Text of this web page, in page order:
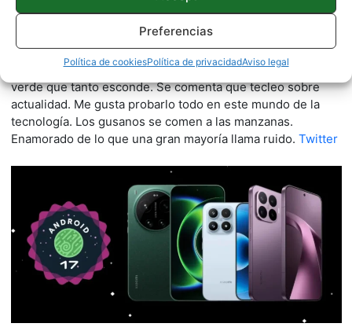
Preferencias
Política de cookiesPolítica de privacidadAviso legal
Quelian Sanz
11059 artículos publicados en ProAndroid desde 2020.
Redactor en Pro Android | Apasionado de ese Androide
verde que tanto esconde. Se comenta que tecleo sobre
actualidad. Me gusta probarlo todo en este mundo de la
tecnología. Los gusanos se comen a las manzanas.
Enamorado de lo que una gran mayoría llama ruido. Twitter